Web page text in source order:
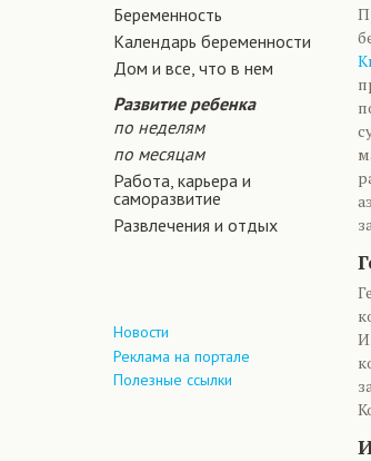
Беременность
Календарь беременности
Дом и все, что в нем
Развитие ребенка
по неделям
по месяцам
Работа, карьера и
саморазвитие
Развлечения и отдых
Новости
Реклама на портале
Полезные ссылки